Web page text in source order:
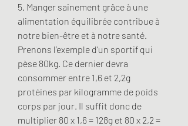
5. Manger sainement grâce à une
alimentation équilibrée contribue à
notre bien-être et à notre santé.
Prenons l’exemple d’un sportif qui
pèse 80kg. Ce dernier devra
consommer entre 1,6 et 2,2g
protéines par kilogramme de poids
corps par jour. Il suffit donc de
multiplier 80 x 1,6 = 128g et 80 x 2,2 =